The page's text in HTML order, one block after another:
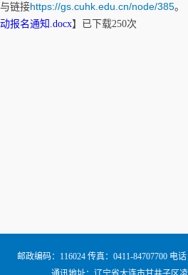
链接https://gs.cuhk.edu.cn/node/385。
报名通知.docx】已下载250次
邮政编码：116024 传真：0411-84707700 电